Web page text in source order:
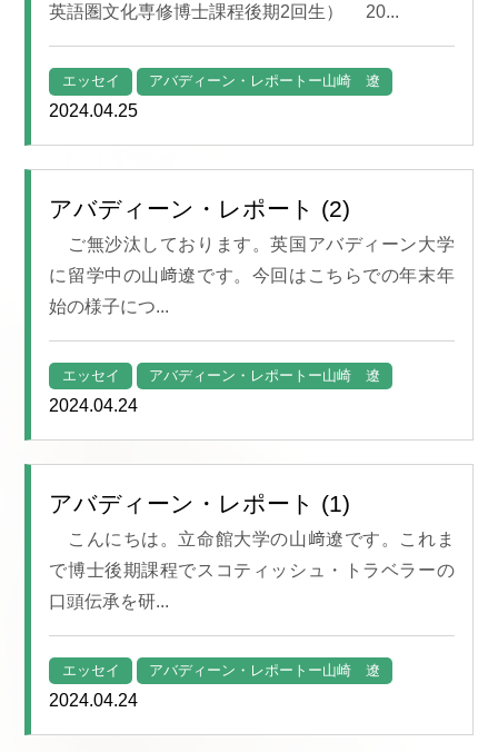
英語圏文化専修博士課程後期2回生） 20...
エッセイ アバディーン・レポートー山崎 遼
2024.04.25
アバディーン・レポート (2)
ご無沙汰しております。英国アバディーン大学
に留学中の山﨑遼です。今回はこちらでの年末年
始の様子につ...
エッセイ アバディーン・レポートー山崎 遼
2024.04.24
アバディーン・レポート (1)
こんにちは。立命館大学の山﨑遼です。これま
で博士後期課程でスコティッシュ・トラベラーの
口頭伝承を研...
エッセイ アバディーン・レポートー山崎 遼
2024.04.24